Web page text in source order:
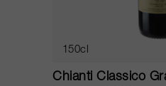
150cl
Chianti Classico